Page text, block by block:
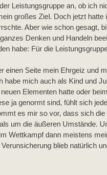
Leistungsgruppe an, ob ich
großes Ziel. Doch jetzt
Aber wie schon gesagt,
Denken und Handeln
habe: Für die
einen Seite mein Ehrgeiz und
habe mich auch als Kind und
Elementen hatte oder
ja genormt sind, fühlt sich
es mir so vor, dass sich
um die äußeren Umstände.
Wettkampf dann meistens
blieb natürlich